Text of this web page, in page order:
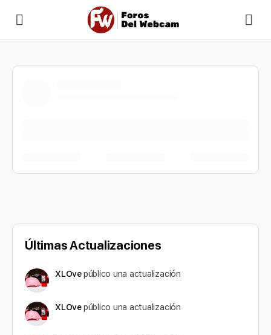
Últimas Actualizaciones
XLOvepúblico una actualización
XLOvepúblico una actualización